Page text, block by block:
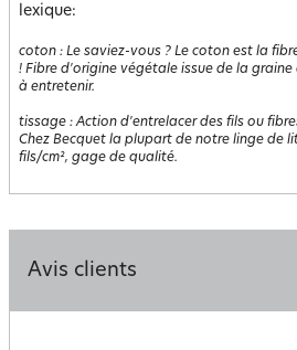
lexique:
coton : Le saviez-vous ? Le coton est la
! Fibre d'origine végétale issue de la
à entretenir.
tissage :Action d'entrelacer des fils ou
Chez Becquet la plupart de notre linge de
fils/cm², gage de qualité.
Avis clients